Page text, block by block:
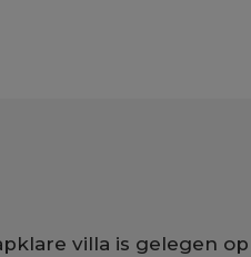
villa is gelegen